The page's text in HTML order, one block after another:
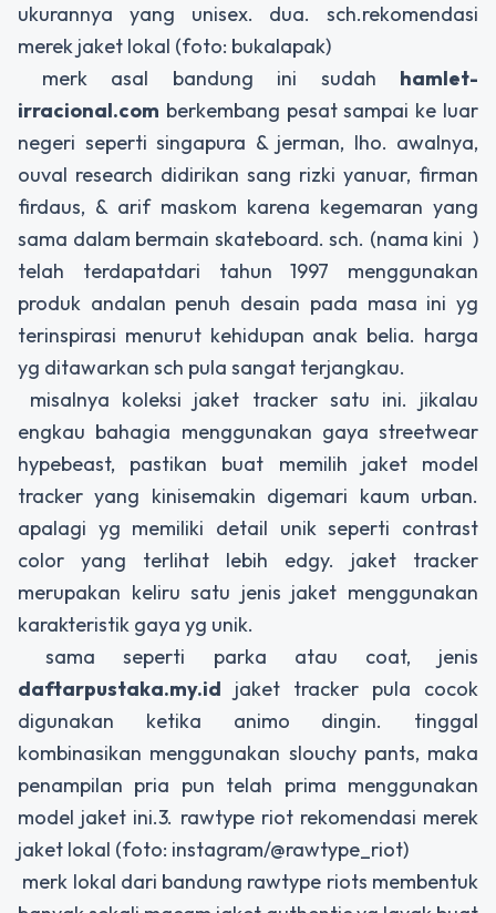
ukurannya yang unisex. dua. sch.rekomendasi
merek jaket lokal (foto: bukalapak)
merk asal bandung ini sudah hamlet-
irracional.com berkembang pesat sampai ke luar
negeri seperti singapura & jerman, lho. awalnya,
ouval research didirikan sang rizki yanuar, firman
firdaus, & arif maskom karena kegemaran yang
sama dalam bermain skateboard. sch. (nama kini )
telah terdapatdari tahun 1997 menggunakan
produk andalan penuh desain pada masa ini yg
terinspirasi menurut kehidupan anak belia. harga
yg ditawarkan sch pula sangat terjangkau.
misalnya koleksi jaket tracker satu ini. jikalau
engkau bahagia menggunakan gaya streetwear
hypebeast, pastikan buat memilih jaket model
tracker yang kinisemakin digemari kaum urban.
apalagi yg memiliki detail unik seperti contrast
color yang terlihat lebih edgy. jaket tracker
merupakan keliru satu jenis jaket menggunakan
karakteristik gaya yg unik.
sama seperti parka atau coat, jenis
daftarpustaka.my.id jaket tracker pula cocok
digunakan ketika animo dingin. tinggal
kombinasikan menggunakan slouchy pants, maka
penampilan pria pun telah prima menggunakan
model jaket ini.3. rawtype riot rekomendasi merek
jaket lokal (foto: instagram/@rawtype_riot)
merk lokal dari bandung rawtype riots membentuk